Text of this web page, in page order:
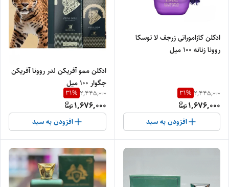
ادکلن کازاموراتی زرجف لا توسکا
روونا زنانه ۱۰۰ میل
2,445,000
31%
1,676,000
افزودن به سبد
ادکلن ممو آفریکن لدر روونا آفریکن
جگوار ۱۰۰ میل
2,445,000
31%
1,676,000
افزودن به سبد